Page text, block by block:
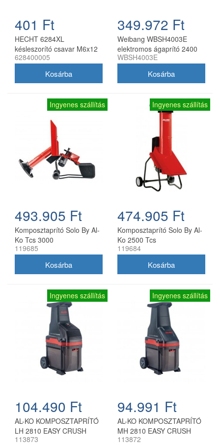
401 Ft
HECHT 6284XL
késleszorító csavar M6x12
ágaprítóhoz
628400005
349.972 Ft
Weibang WBSH4003E
elektromos ágaprító 2400
W
WBSH4003E
Ingyenes szállítás
493.905 Ft
Komposztaprító Solo By Al-
Ko Tcs 3000
119685
Ingyenes szállítás
474.905 Ft
Komposztaprító Solo By Al-
Ko 2500 Tcs
119684
Ingyenes szállítás
104.490 Ft
AL-KO KOMPOSZTAPRÍTÓ
LH 2810 EASY CRUSH
113873
Ingyenes szállítás
94.991 Ft
AL-KO KOMPOSZTAPRÍTÓ
MH 2810 EASY CRUSH
113872